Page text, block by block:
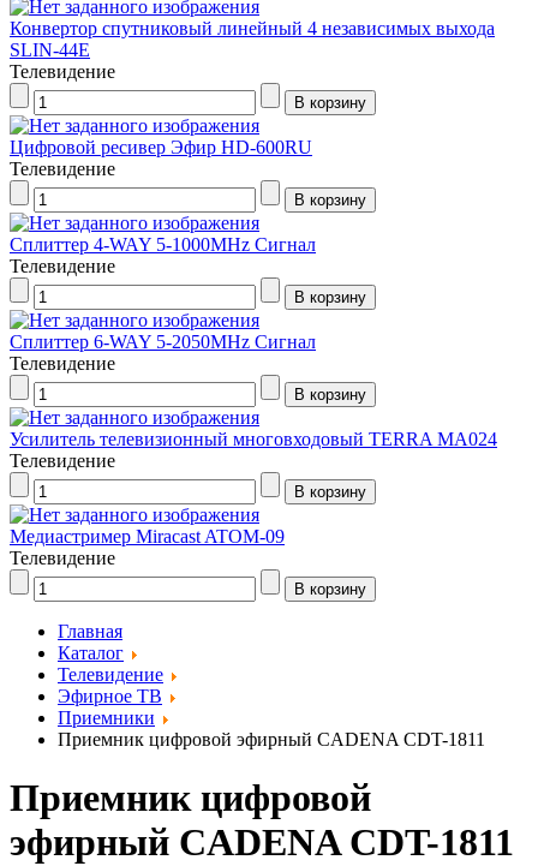
Конвертор спутниковый линейный 4 независимых выхода
SLIN-44E
Телевидение
Цифровой ресивер Эфир HD-600RU
Телевидение
Сплиттер 4-WAY 5-1000MHz Сигнал
Телевидение
Сплиттер 6-WAY 5-2050MHz Сигнал
Телевидение
Усилитель телевизионный многовходовый TERRA МА024
Телевидение
Медиастример Miracast ATOM-09
Телевидение
Главная
Каталог
Телевидение
Эфирное ТВ
Приемники
Приемник цифровой эфирный CADENA CDT-1811
Приемник цифровой
эфирный CADENA CDT-1811